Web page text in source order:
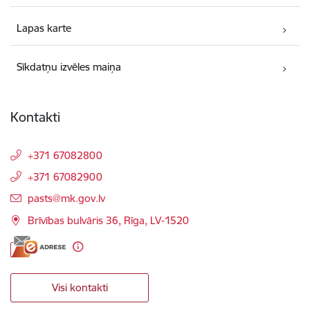
Lapas karte
Sīkdatņu izvēles maiņa
Kontakti
+371 67082800
+371 67082900
E-pasts:
pasts@mk.gov.lv
Brīvības bulvāris 36, Rīga, LV-1520
Visi kontakti